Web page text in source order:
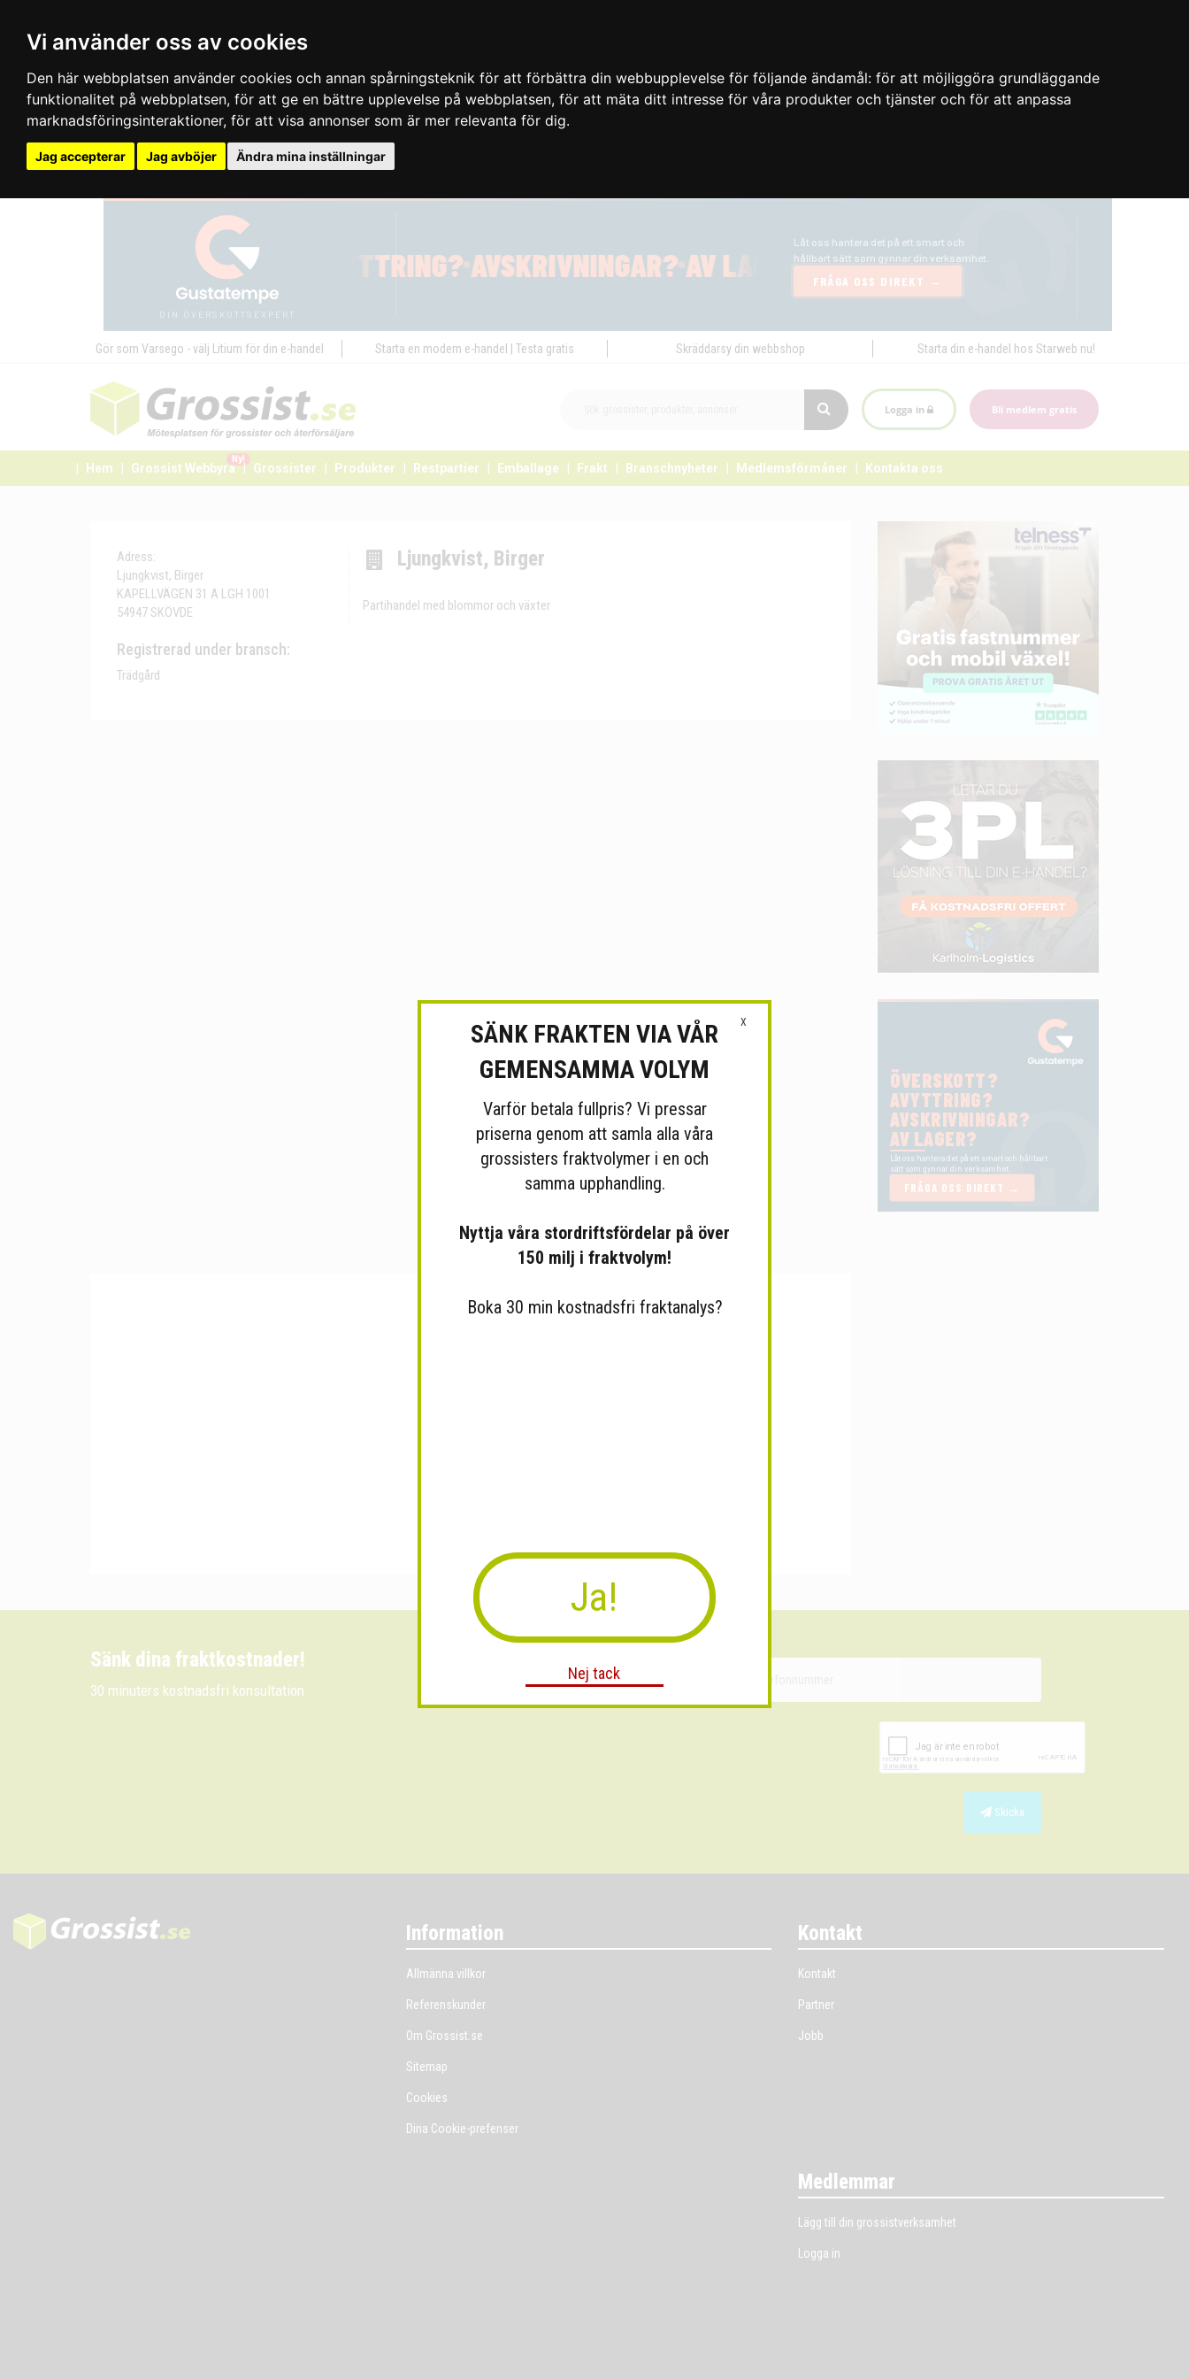
Vi använder oss av cookies
Den här webbplatsen använder cookies och annan spårningsteknik för att förbättra din webbupplevelse för följande ändamål: för att möjliggöra grundläggande
funktionalitet på webbplatsen, för att ge en bättre upplevelse på webbplatsen, för att mäta ditt intresse för våra produkter och tjänster och för att anpassa
marknadsföringsinteraktioner, för att visa annonser som är mer relevanta för dig.
Jag accepterar Jag avböjer Ändra mina inställningar
Gör som Varsego - välj Litium för din e-handel Starta en modern e-handel | Testa gratis Skräddarsy din webbshop Starta din e-handel hos Starweb nu!
Logga in Bli medlem gratis
Hem Grossist Webbyrå
Ny!
Grossister Produkter Restpartier Emballage Frakt Branschnyheter Medlemsförmåner Kontakta oss
Adress:
Ljungkvist, Birger
KAPELLVÄGEN 31 A LGH 1001
54947 SKÖVDE
Registrerad under bransch:
Trädgård
Ljungkvist, Birger
Partihandel med blommor och växter
Sänk dina fraktkostnader!
30 minuters kostnadsfri konsultation
Skicka
Information
Allmänna villkor
Referenskunder
Om Grossist.se
Sitemap
Cookies
Dina Cookie-prefenser
Kontakt
Kontakt
Partner
Jobb
Medlemmar
Lägg till din grossistverksamhet
Logga in
X
SÄNK FRAKTEN VIA VÅR
GEMENSAMMA VOLYM
Varför betala fullpris? Vi pressar
priserna genom att samla alla våra
grossisters fraktvolymer i en och
samma upphandling.
Nyttja våra stordriftsfördelar på över
150 milj i fraktvolym!
Boka 30 min kostnadsfri fraktanalys?
Ja!
Nej tack